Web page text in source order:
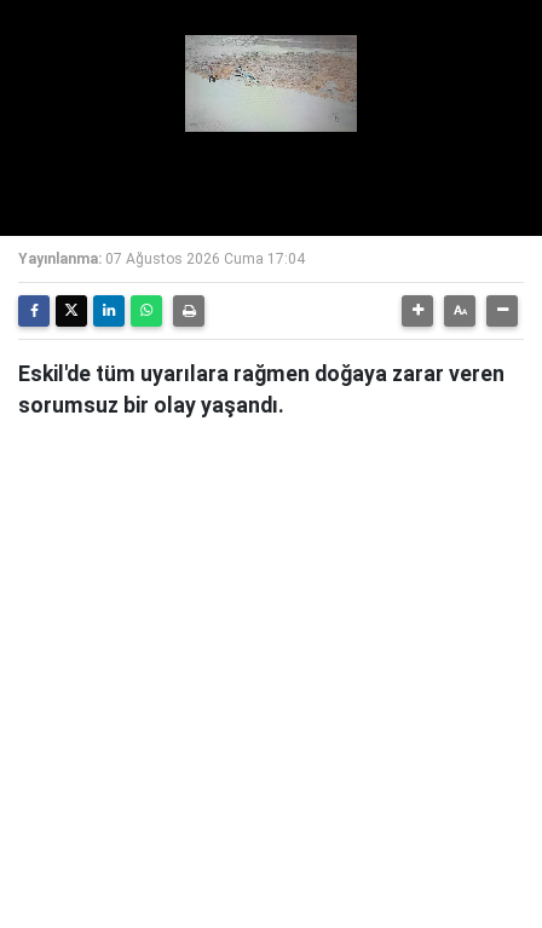
Yayınlanma: 07 Ağustos 2026 Cuma 17:04
Eskil'de tüm uyarılara rağmen doğaya zarar veren
sorumsuz bir olay yaşandı.